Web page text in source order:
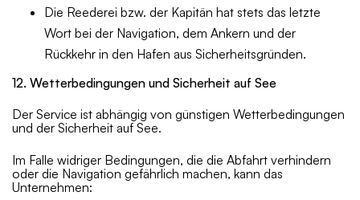
Die Reederei bzw. der Kapitän hat stets das letzte
Wort bei der Navigation, dem Ankern und der
Rückkehr in den Hafen aus Sicherheitsgründen.
12. Wetterbedingungen und Sicherheit auf See
Der Service ist abhängig von günstigen Wetterbedingungen
und der Sicherheit auf See.
Im Falle widriger Bedingungen, die die Abfahrt verhindern
oder die Navigation gefährlich machen, kann das
Unternehmen: